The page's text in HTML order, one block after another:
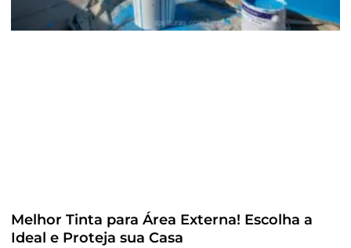
Melhor Tinta para Área Externa! Escolha a
Ideal e Proteja sua Casa